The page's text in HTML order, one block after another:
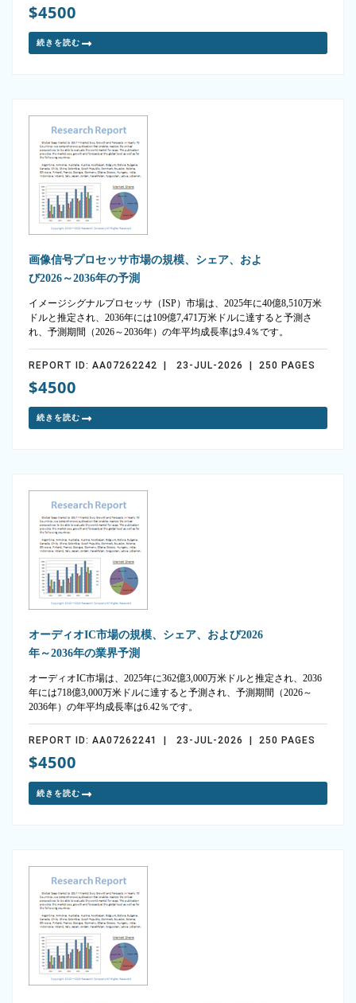
$4500
続きを読む
画像信号プロセッサ市場の規模、シェア、およ
び2026～2036年の予測
イメージシグナルプロセッサ（ISP）市場は、2025年に40億8,510万米
ドルと推定され、2036年には109億7,471万米ドルに達すると予測さ
れ、予測期間（2026～2036年）の年平均成長率は9.4％です。
REPORT ID: AA07262242 | 23-JUL-2026 | 250 PAGES
$4500
続きを読む
オーディオIC市場の規模、シェア、および2026
年～2036年の業界予測
オーディオIC市場は、2025年に362億3,000万米ドルと推定され、2036
年には718億3,000万米ドルに達すると予測され、予測期間（2026～
2036年）の年平均成長率は6.42％です。
REPORT ID: AA07262241 | 23-JUL-2026 | 250 PAGES
$4500
続きを読む